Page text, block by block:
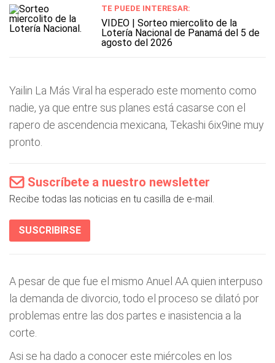
TE PUEDE INTERESAR:
VIDEO | Sorteo miercolito de la
Lotería Nacional de Panamá del 5 de
agosto del 2026
Yailin La Más Viral ha esperado este momento como
nadie, ya que entre sus planes está casarse con el
rapero de ascendencia mexicana, Tekashi 6ix9ine muy
pronto.
Suscríbete a nuestro newsletter
Recibe todas las noticias en tu casilla de e-mail.
SUSCRIBIRSE
A pesar de que fue el mismo Anuel AA quien interpuso
la demanda de divorcio, todo el proceso se dilató por
problemas entre las dos partes e inasistencia a la
corte.
Asi se ha dado a conocer este miércoles en los